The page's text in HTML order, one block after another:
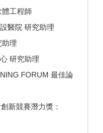
工程師
醫院 研究助理
助理
研究助理
FORUM 最佳論
新競賽潛力獎：